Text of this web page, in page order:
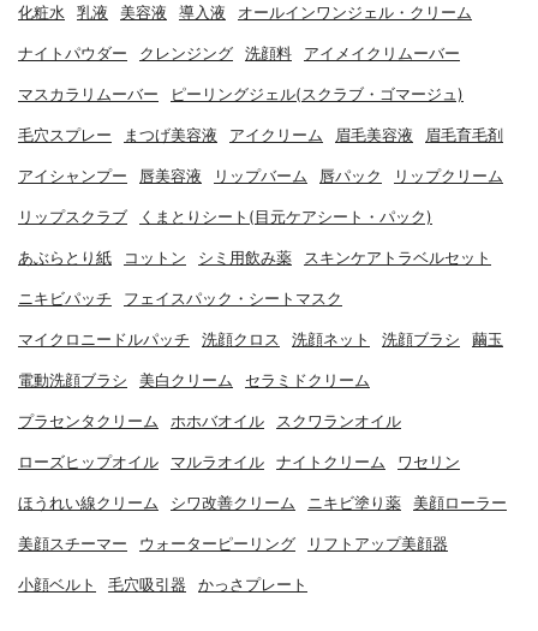
化粧水 乳液 美容液 導入液 オールインワンジェル・クリーム
ナイトパウダー クレンジング 洗顔料 アイメイクリムーバー
マスカラリムーバー ピーリングジェル(スクラブ・ゴマージュ)
毛穴スプレー まつげ美容液 アイクリーム 眉毛美容液 眉毛育毛剤
アイシャンプー 唇美容液 リップバーム 唇パック リップクリーム
リップスクラブ くまとりシート(目元ケアシート・パック)
あぶらとり紙 コットン シミ用飲み薬 スキンケアトラベルセット
ニキビパッチ フェイスパック・シートマスク
マイクロニードルパッチ 洗顔クロス 洗顔ネット 洗顔ブラシ 繭玉
電動洗顔ブラシ 美白クリーム セラミドクリーム
プラセンタクリーム ホホバオイル スクワランオイル
ローズヒップオイル マルラオイル ナイトクリーム ワセリン
ほうれい線クリーム シワ改善クリーム ニキビ塗り薬 美顔ローラー
美顔スチーマー ウォーターピーリング リフトアップ美顔器
小顔ベルト 毛穴吸引器 かっさプレート